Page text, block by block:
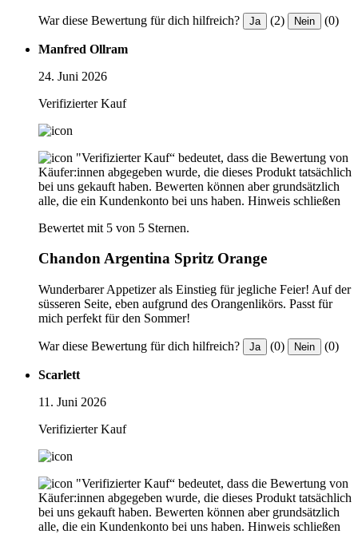
War diese Bewertung für dich hilfreich? Ja (2) Nein (0)
Manfred Ollram
24. Juni 2026
Verifizierter Kauf
"Verifizierter Kauf“ bedeutet, dass die Bewertung von
Käufer:innen abgegeben wurde, die dieses Produkt tatsächlich
bei uns gekauft haben. Bewerten können aber grundsätzlich
alle, die ein Kundenkonto bei uns haben. Hinweis schließen
Bewertet mit 5 von 5 Sternen.
Chandon Argentina Spritz Orange
Wunderbarer Appetizer als Einstieg für jegliche Feier! Auf der
süsseren Seite, eben aufgrund des Orangenlikörs. Passt für
mich perfekt für den Sommer!
War diese Bewertung für dich hilfreich? Ja (0) Nein (0)
Scarlett
11. Juni 2026
Verifizierter Kauf
"Verifizierter Kauf“ bedeutet, dass die Bewertung von
Käufer:innen abgegeben wurde, die dieses Produkt tatsächlich
bei uns gekauft haben. Bewerten können aber grundsätzlich
alle, die ein Kundenkonto bei uns haben. Hinweis schließen